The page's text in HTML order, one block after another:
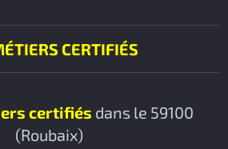
CERTIFIÉS
certifiés dans le 59100
(Roubaix)